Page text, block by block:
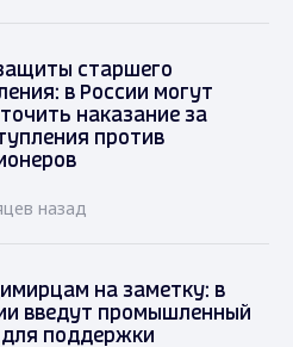
старшего
в России могут
наказание за
против
назад
на заметку: в
введут промышленный
для поддержки